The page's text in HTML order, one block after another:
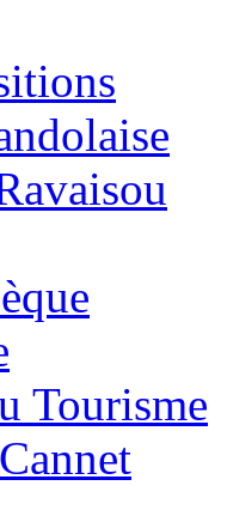
Tourisme